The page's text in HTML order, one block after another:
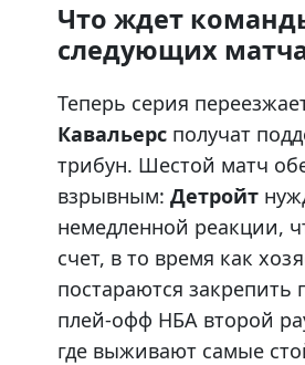
Что ждет
следующих
Теперь серия
Кавальерс получат
трибун. Шестой матч
взрывным: Детройт
немедленной реакции,
счет, в то время как
постараются
плей-офф НБА второй
где выживают самые